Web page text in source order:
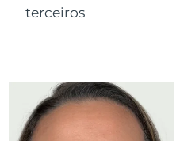
terceiros
Kuwait
Líbano
Lituânia